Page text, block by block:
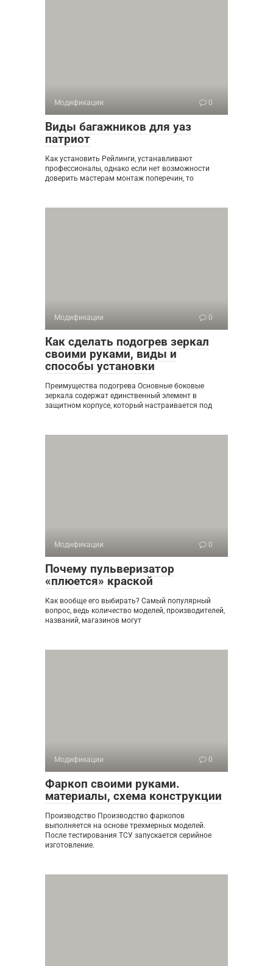
Модификации 0
Виды багажников для уаз
патриот
Как установить Рейлинги, устанавливают
профессионалы, однако если нет возможности
доверить мастерам монтаж поперечин, то
Модификации 0
Как сделать подогрев зеркал
своими руками, виды и
способы установки
Преимущества подогрева Основные боковые
зеркала содержат единственный элемент в
защитном корпусе, который настраивается под
Модификации 0
Почему пульверизатор
«плюется» краской
Как вообще его выбирать? Самый популярный
вопрос, ведь количество моделей, производителей,
названий, магазинов могут
Модификации 0
Фаркоп своими руками.
материалы, схема конструкции
Производство Производство фаркопов
выполняется на основе трехмерных моделей.
После тестирования ТСУ запускается серийное
изготовление.